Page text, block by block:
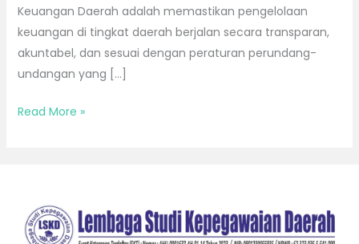
Keuangan Daerah adalah memastikan pengelolaan
keuangan di tingkat daerah berjalan secara transparan,
akuntabel, dan sesuai dengan peraturan perundang-
undangan yang […]
Read More »